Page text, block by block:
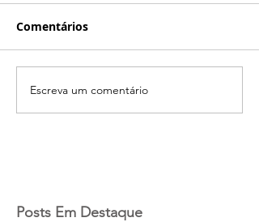
Comentários
Escreva um comentário
Posts Em Destaque